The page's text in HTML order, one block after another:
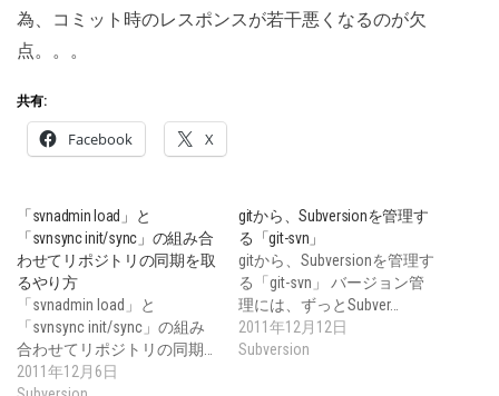
為、コミット時のレスポンスが若干悪くなるのが欠
点。。。
共有:
Facebook X
「svnadmin load」と
「svnsync init/sync」の組み合
わせてリポジトリの同期を取
るやり方
「svnadmin load」と
「svnsync init/sync」の組み
合わせてリポジトリの同期…
2011年12月6日
gitから、Subversionを管理す
る「git-svn」
gitから、Subversionを管理す
る「git-svn」 バージョン管
理には、ずっとSubver…
2011年12月12日
Subversion